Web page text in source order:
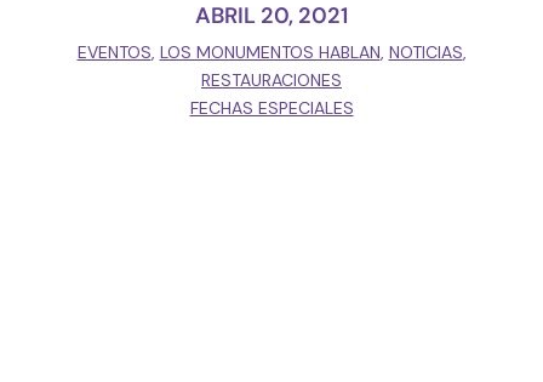
ABRIL 20, 2021
EVENTOS, LOS MONUMENTOS HABLAN, NOTICIAS,
RESTAURACIONES
FECHAS ESPECIALES